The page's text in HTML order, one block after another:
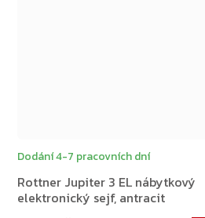
Rottner Jupiter 3 EL nábytkový
elektronický sejf, antracit
Dodání 4-7 pracovních dní